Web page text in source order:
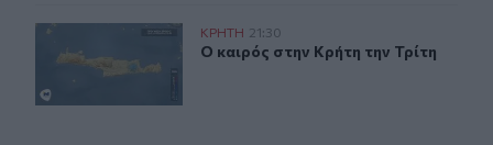
Ο καιρός στην Κρήτη την Τρίτη
ΚΡΗΤΗ 21:30
Ο καιρός στην Κρήτη την Τρίτη
Ο καιρός στην Κρήτη την Τρίτη